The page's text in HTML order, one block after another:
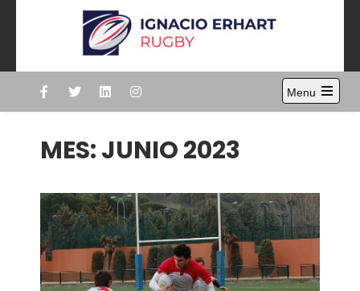
Ignacio Erhart
Rugby
Menu
Open
MES:JUNIO 2023